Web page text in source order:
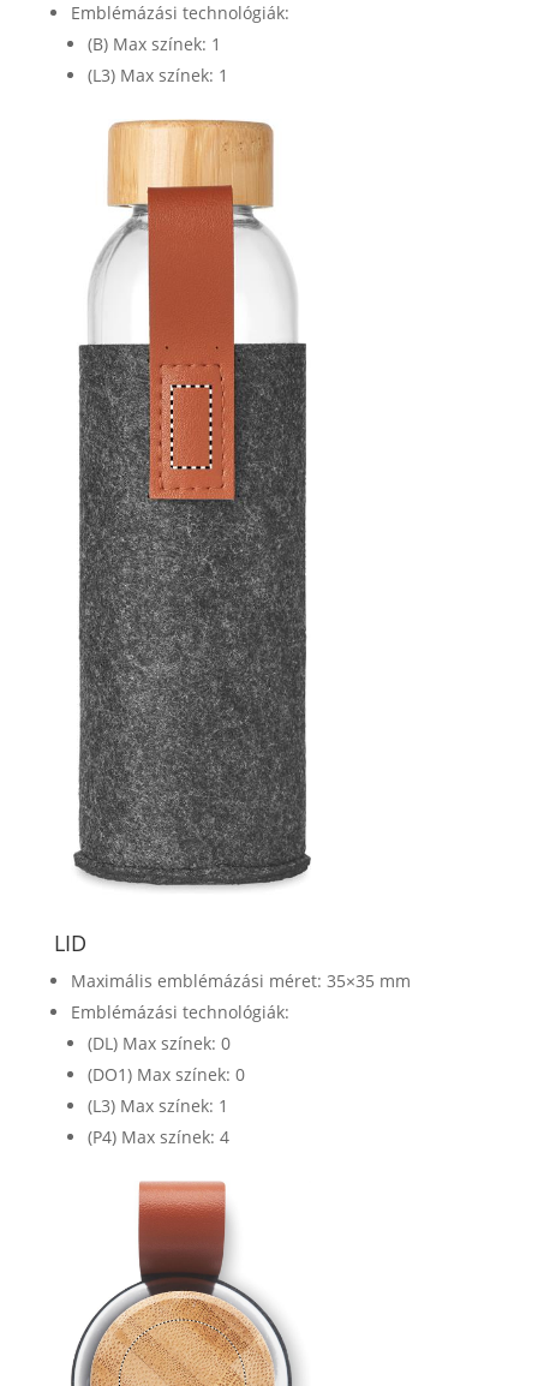
Emblémázási technológiák:
(B) Max színek: 1
(L3) Max színek: 1
LID
Maximális emblémázási méret: 35×35 mm
Emblémázási technológiák:
(DL) Max színek: 0
(DO1) Max színek: 0
(L3) Max színek: 1
(P4) Max színek: 4